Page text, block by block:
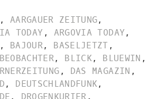
, AARGAUER ZEITUNG,
TODAY, ARGOVIA TODAY,
, BAJOUR, BASELJETZT ,
BEOBACHTER, BLICK, BLUEWIN ,
, DAS MAGAZIN ,
, DEUTSCHLANDFUNK,
, DROGENKURIER ,